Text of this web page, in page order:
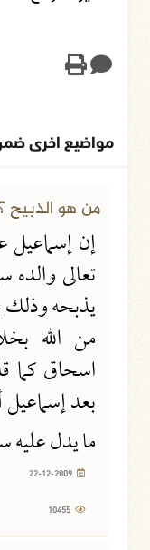
مواضيع اخرى ضمن
من هو الذبيح
إن إسماعيل
تعالى والده
يذبحه وذلك
من الله
اسحاق كما
بعد
ما يدل